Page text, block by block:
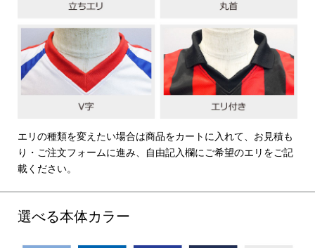
エリの種類を変えたい場合は商品をカートに入れて、お見積も
り・ご注文フォームに進み、自由記入欄にご希望のエリをご記
載ください。
選べる本体カラー